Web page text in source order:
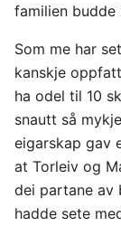
familien budde
Som me har
kanskje
ha odel til 10
snautt så
eigarskap gav
at Torleiv og
dei partane av
hadde sete